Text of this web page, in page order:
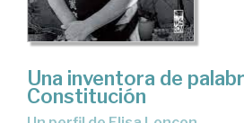
Una inventora de
Constitución